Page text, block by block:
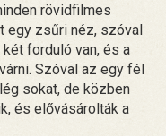
rövidfilmes
egy zsűri néz, szóval
forduló van, és a
Szóval az egy fél
sokat, de közben
és elővásárolták a